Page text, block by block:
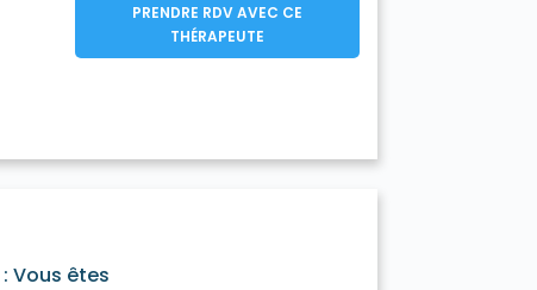
PRENDRE RDV AVEC CE
THÉRAPEUTE
: Vous êtes